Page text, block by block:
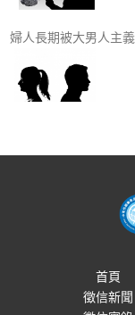
婦人長期被大男人主
首頁
徵信新聞